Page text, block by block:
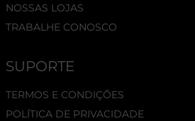
NOSSAS LOJAS
TRABALHE CONOSCO
SUPORTE
TERMOS E CONDIÇÕES
POLÍTICA DE PRIVACIDADE